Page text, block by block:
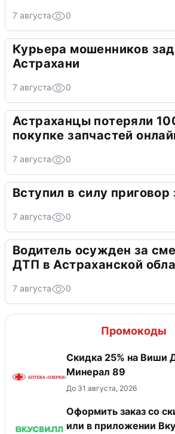
7 августа 0
Курьера мошенников
Астрахани
7 августа 0
Астраханцы потеряли
покупке запчастей
7 августа 0
Вступил в силу приговор
7 августа 0
Водитель осужден за
ДТП в Астраханской
7 августа 0
Промокоды
Скидка 25% на Виши
Минерал 89
До 31 августа, 2026
Оформить заказ со
или в приложении